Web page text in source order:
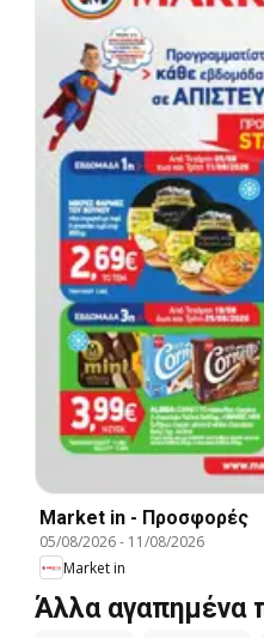
Market in - Προσφορές
05/08/2026- 11/08/2026
Market in
Άλλα αγαπημένα